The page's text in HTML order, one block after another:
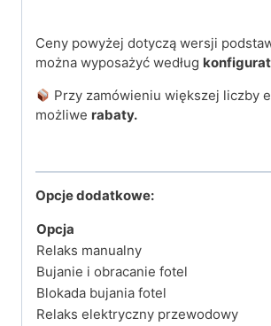
Ceny powyżej dotyczą wersji
można wyposażyć według
Przy zamówieniu większej liczby
możliwe rabaty.
Opcje dodatkowe:
Opcja
Relaks manualny
Bujanie i obracanie fotel
Blokada bujania fotel
Relaks elektryczny przewodowy